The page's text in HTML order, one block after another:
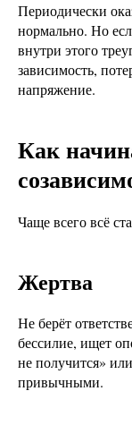
Периодически
нормально. Но
внутри этого
зависимость,
напряжение.
Как
Чаще всего всё
Жертва
Не берёт
бессилие, ищет
не получится»
привычными.